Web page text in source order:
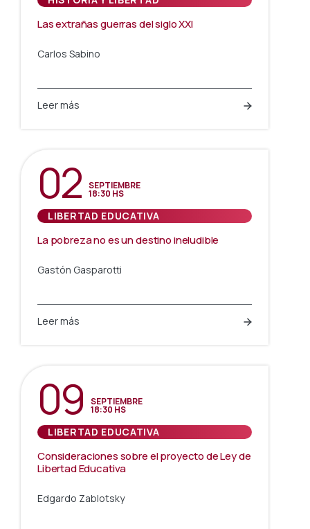
Las extrañas guerras del siglo XXI
Carlos Sabino
Leer más
02 SEPTIEMBRE
18:30 HS
LIBERTAD EDUCATIVA
La pobreza no es un destino ineludible
Gastón Gasparotti
Leer más
09 SEPTIEMBRE
18:30 HS
LIBERTAD EDUCATIVA
Consideraciones sobre el proyecto de Ley de
Libertad Educativa
Edgardo Zablotsky